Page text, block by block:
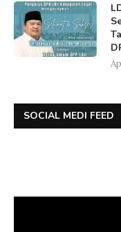
SOCIAL MEDI FEED